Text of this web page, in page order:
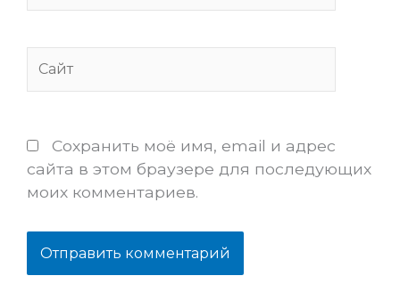
Сохранить моё имя, email и адрес
сайта в этом браузере для последующих
моих комментариев.